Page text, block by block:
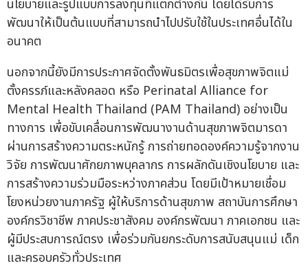
นโยบายและรูปแบบการลงทุนที่แตกต่างกัน โดยได้รับการ
พัฒนาให้เป็นต้นแบบที่สามารถนำไปปรับใช้ในประเทศอื่นได้ใน
อนาคต
นอกจากนี้ยังมีการประกาศจัดตั้งพันธมิตรเพื่อสุขภาพจิตแม่
ตั้งครรภ์และหลังคลอด หรือ Perinatal Alliance for
Mental Health Thailand (PAM Thailand) อย่างเป็น
ทางการ เพื่อขับเคลื่อนการพัฒนางานด้านสุขภาพจิตมารดา
ผ่านการสร้างความตระหนักรู้ การถ่ายทอดองค์ความรู้จากงาน
วิจัย การพัฒนาศักยภาพบุคลากร การผลักดันเชิงนโยบาย และ
การสร้างความร่วมมือระหว่างภาคส่วน โดยมีเป้าหมายเชื่อม
โยงหน่วยงานภาครัฐ ผู้ให้บริการด้านสุขภาพ สถาบันการศึกษา
องค์กรวิชาชีพ ภาคประชาสังคม องค์กรพัฒนา ภาคเอกชน และ
ผู้มีประสบการณ์ตรง เพื่อร่วมกันยกระดับการสนับสนุนแม่ เด็ก
และครอบครัวทั่วประเทศ